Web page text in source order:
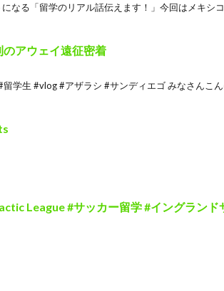
なる「留学のリアル話伝えます！」今回はメキシコ
のアウェイ遠征密着
学生 #vlog #アザラシ #サンディエゴ みなさんこん
League #サッカー留学 #イングランド